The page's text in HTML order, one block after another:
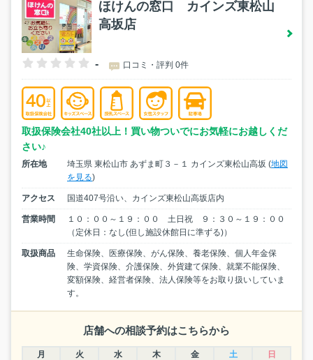
ほけんの窓口 カインズ東松山
高坂店
- 口コミ・評判 0件
取扱保険会社40社以上！買い物ついでにお気軽にお越しくだ
さい♪
所在地 埼玉県 東松山市 あずま町３－１ カインズ東松山高坂 (地図
を見る)
アクセス 国道407号沿い、カインズ東松山高坂店内
営業時間
１０：００～１９：００ 土日祝 ９：３０～１９：００
（定休日：なし(但し施設休館日に準ずる)）
取扱商品
生命保険、医療保険、がん保険、養老保険、個人年金保
険、学資保険、介護保険、外貨建て保険、就業不能保険、
変額保険、経営者保険、法人保険等をお取り扱いしていま
す。
店舗への相談予約はこちらから
月 火 水 木 金 土
日